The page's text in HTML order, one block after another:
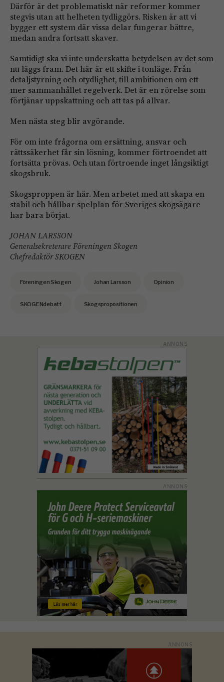
Därför är det problematiskt när reformer kommer
stegvis utan att helheten tydliggörs. Risken är att vi
bygger ett system där vissa delar fungerar bättre,
medan andra fortsatt skaver.
Samtidigt ska vi inte underskatta betydelsen av det som
nu läggs fram. Det här är ett skifte i tonläge. Från
detaljstyrning och otydlighet, till ambitionen om ett
mer sammanhållet regelverk. Det är en rörelse som
förtjänar uppskattning och att tas på allvar.
Men nästa steg blir avgörande.
För om inte frågorna om ersättning, ansvar och
rättssäkerhet får sin lösning, kommer förtroendet att
fortsätta prövas. Och utan förtroende inget långsiktigt
skogsbruk.
Skogsproppen är här. Men arbetet med att skapa en
stabil och hållbar spelplan för Sveriges skogsägare
har bara börjat.
JOHAN LARSSON
Generalsekreterare Föreningen Skogen
Chefredaktör SKOGEN
Föreningen Skogen Johan Larsson Opinion
SKOGENdebatt Skogspropositionen